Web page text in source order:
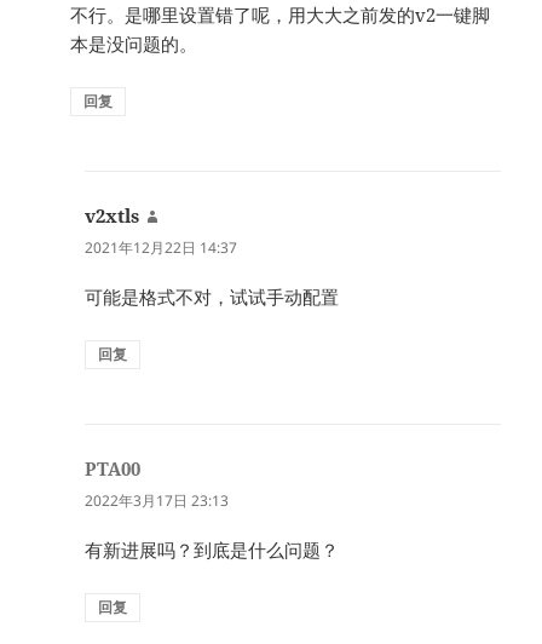
不行。是哪里设置错了呢，用大大之前发的v2一键脚
本是没问题的。
回复
v2xtls
道：
2021年12月22日 14:37
可能是格式不对，试试手动配置
回复
PTA00
道：
2022年3月17日 23:13
有新进展吗？到底是什么问题？
回复